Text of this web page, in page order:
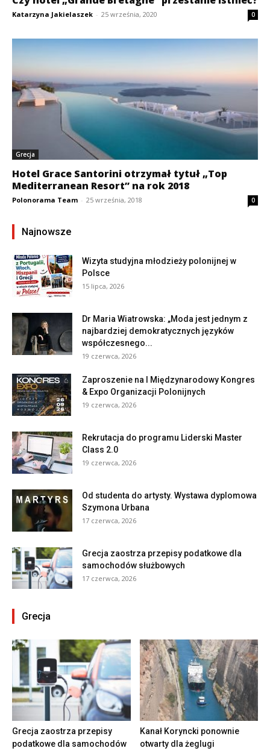
Katarzyna Jakielaszek - 25 września, 2020 0
Grecja
Hotel Grace Santorini otrzymał tytuł „Top
Mediterranean Resort” na rok 2018
Polonorama Team - 25 września, 2018 0
Najnowsze
Wizyta studyjna młodzieży polonijnej w
Polsce
15 lipca, 2026
Dr Maria Wiatrowska: „Moda jest jednym z
najbardziej demokratycznych języków
współczesnego...
19 czerwca, 2026
Zaproszenie na I Międzynarodowy Kongres
& Expo Organizacji Polonijnych
19 czerwca, 2026
Rekrutacja do programu Liderski Master
Class 2.0
19 czerwca, 2026
Od studenta do artysty. Wystawa dyplomowa
Szymona Urbana
17 czerwca, 2026
Grecja zaostrza przepisy podatkowe dla
samochodów służbowych
17 czerwca, 2026
Grecja
Grecja zaostrza przepisy
podatkowe dla samochodów
Kanał Koryncki ponownie
otwarty dla żeglugi